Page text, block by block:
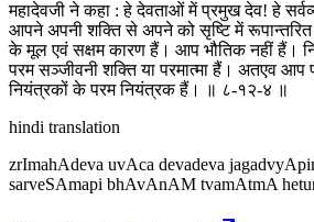
महादेवजी ने कहा : हे देवताओं में प्रमुख देव! हे
आपने अपनी शक्ति से अपने को सृष्टि में
के मूल एवं सक्षम कारण हैं। आप भौतिक नहीं हैं।
परम सञ्जीवनी शक्ति या परमात्मा हैं। अतएव आप
नियंत्रकों के परम नियंत्रक हैं। ॥ ८-१२-४ ॥
hindi translation
zrImahAdeva uvAca devadeva
sarveSAmapi bhAvAnAM tvamAtmA